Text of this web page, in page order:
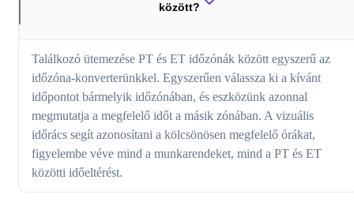
között?
Találkozó ütemezése PT és ET időzónák között egyszerű az
időzóna-konverterünkkel. Egyszerűen válassza ki a kívánt
időpontot bármelyik időzónában, és eszközünk azonnal
megmutatja a megfelelő időt a másik zónában. A vizuális
időrács segít azonosítani a kölcsönösen megfelelő órákat,
figyelembe véve mind a munkarendeket, mind a PT és ET
közötti időeltérést.